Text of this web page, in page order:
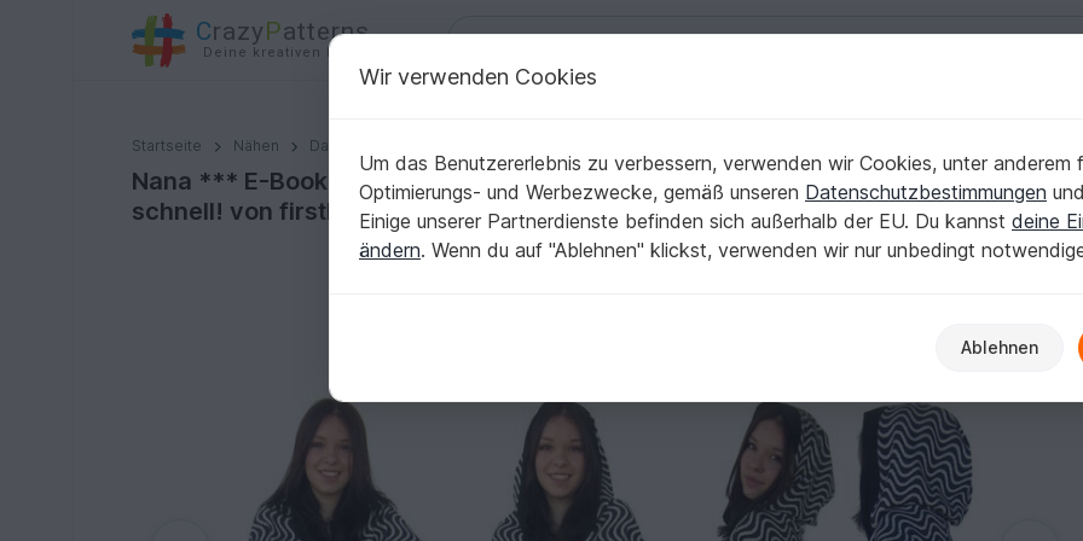
CrazyPatterns
Deine kreativen Ideen
Startseite Nähen Damen
Nana *** E-Book Cape Poncho Umhang in 3 Größen XS/S bis XL/XXL Nähanleitung mit Schnittmuster Nähen leicht und schnell! von
Nana *** E-Book Cape Poncho Umhang in 3 Größen XS/S bis XL/XXL
schnell! von firstloungeberlin
Wir verwenden Cookies
Um das Benutzererlebnis zu verbessern, verwenden wir Cookies, unter anderem
Optimierungs- und Werbezwecke, gemäß unseren Datenschutzbestimmungen und
Einige unserer Partnerdienste befinden sich außerhalb der EU. Du kannst deine
ändern. Wenn du auf "Ablehnen" klickst, verwenden wir nur unbedingt
Ablehnen